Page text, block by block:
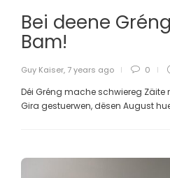
Bei deene
Bam!
Guy Kaiser, 7 years ago 0
Déi Gréng mache schwiereg Zäite
Gira gestuerwen, dësen August